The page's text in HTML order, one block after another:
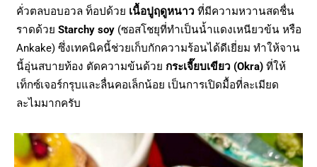
คั่วตลบอบอวล ท็อปด้วย เนื้อปูฤดูหนาว ที่มีความหวานสดชื่น
ราดด้วย Starchy soy (ซอสโชยุที่ทำเป็นน้ำแดงเหนียวข้น หรือ
Ankake) ซึ่งเทคนิคนี้ช่วยเก็บกักความร้อนได้ดีเยี่ยม ทำให้จาน
นี้อุ่นสบายท้อง ตัดความข้นด้วย กระเจี๊ยบเขียว (Okra) ที่ให้
เท็กซ์เจอร์กรุบและลื่นคอเล็กน้อย เป็นการเปิดมื้อที่ละเมียด
ละไมมากครับ